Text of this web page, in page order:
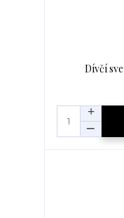
Dívčí